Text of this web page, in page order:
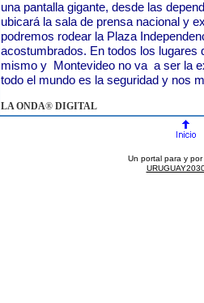
una pantalla gigante, desde las
ubicará la sala de prensa nacional y
podremos rodear la Plaza
acostumbrados. En todos los lugares
mismo y Montevideo no va a ser la
todo el mundo es la seguridad y nos
LA ONDA® DIGITAL
Un portal para y